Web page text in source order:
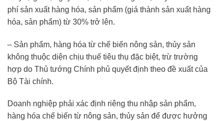
phí sản xuất hàng hóa, sản phẩm (giá thành sản xuất hàng
hóa, sản phẩm) từ 30% trở lên.
– Sản phẩm, hàng hóa từ chế biến nông sản, thủy sản
không thuộc diện chịu thuế tiêu thụ đặc biệt, trừ trường
hợp do Thủ tướng Chính phủ quyết định theo đề xuất của
Bộ Tài chính.
Doanh nghiệp phải xác định riêng thu nhập sản phẩm,
hàng hóa chế biến từ nông sản, thủy sản để được hưởng